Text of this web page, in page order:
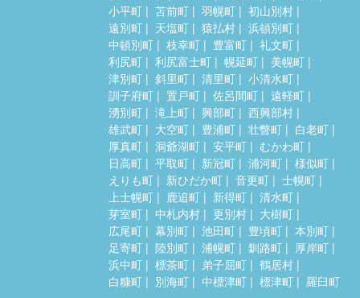
小平町
苫前町 羽幌町
初山別村
遠別町
天塩町 猿払村
浜頓別町
中頓別町
枝幸町 豊富町
礼文町
利尻町
利尻富士町 幌延町
美幌町
津別町
斜里町 清里町
小清水町
訓子府町
置戸町 佐呂間町
遠軽町
湧別町
滝上町 興部町
西興部村
雄武町
大空町 豊浦町 壮瞥町
白老町
厚真町
洞爺湖町 安平町
むかわ町
日高町
平取町 新冠町 浦河町
様似町
えりも町
新ひだか町 音更町
士幌町
上士幌町
鹿追町 新得町
清水町
芽室町
中札内村 更別村
大樹町
広尾町
幕別町 池田町 豊頃町
本別町
足寄町
陸別町 浦幌町 釧路町
厚岸町
浜中町
標茶町 弟子屈町
鶴居村
白糠町
別海町 中標津町 標津町 羅臼町